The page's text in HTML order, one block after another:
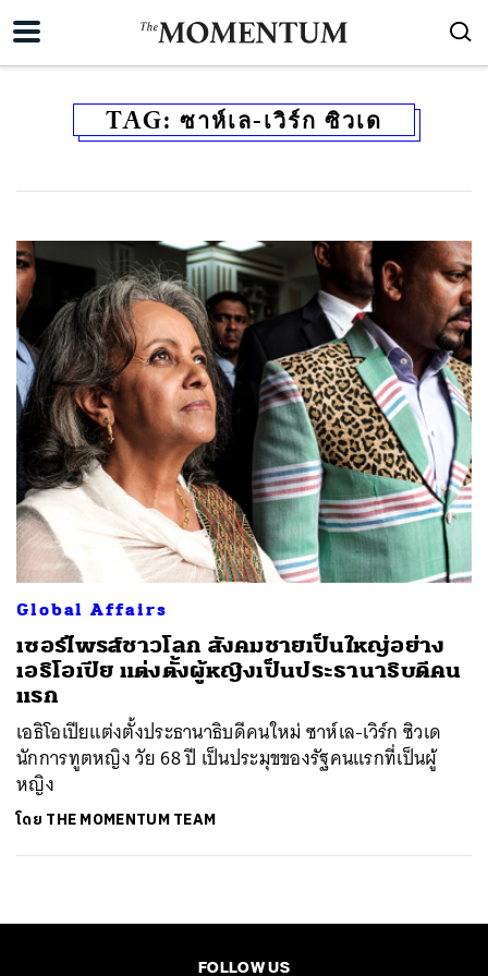
TAG: ซาห์เล-เวิร์ก ซิวเด
Global Affairs
เซอร์ไพรส์ชาวโลก สังคมชายเป็นใหญ่อย่าง
เอธิโอเปีย แต่งตั้งผู้หญิงเป็นประธานาธิบดีคน
แรก
เอธิโอเปียแต่งตั้งประธานาธิบดีคนใหม่ ซาห์เล-เวิร์ก ซิวเด
นักการทูตหญิง วัย 68 ปี เป็นประมุขของรัฐคนแรกที่เป็นผู้
หญิง
โดย THE MOMENTUM TEAM
FOLLOW US
ค้นหา
SHARE TWEET LINE EMAIL